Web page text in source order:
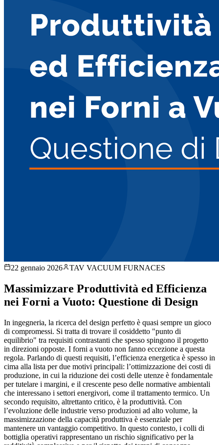
22 gennaio 2026 TAV VACUUM FURNACES
Massimizzare Produttività ed Efficienza
nei Forni a Vuoto: Questione di Design
In ingegneria, la ricerca del design perfetto è quasi sempre un gioco
di compromessi. Si tratta di trovare il cosiddetto "punto di
equilibrio" tra requisiti contrastanti che spesso spingono il progetto
in direzioni opposte. I forni a vuoto non fanno eccezione a questa
regola. Parlando di questi requisiti, l’efficienza energetica è spesso in
cima alla lista per due motivi principali: l’ottimizzazione dei costi di
produzione, in cui la riduzione dei costi delle utenze è fondamentale
per tutelare i margini, e il crescente peso delle normative ambientali
che interessano i settori energivori, come il trattamento termico. Un
secondo requisito, altrettanto critico, è la produttività. Con
l’evoluzione delle industrie verso produzioni ad alto volume, la
massimizzazione della capacità produttiva è essenziale per
mantenere un vantaggio competitivo. In questo contesto, i colli di
bottiglia operativi rappresentano un rischio significativo per la